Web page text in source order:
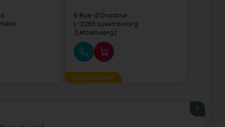
6 Rue d'Oradour
L-2266 Luxembourg
(Lëtzebuerg)
Gesponserter
1